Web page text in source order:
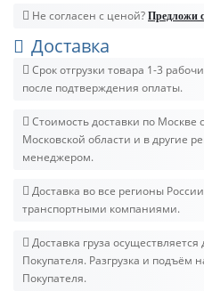
Не согласен с ценой? Предложи
Доставка
Срок отгрузки товара 1-3
после подтверждения оплаты.
Стоимость доставки по Москве
Московской области и в другие
менеджером.
Доставка во все регионы
транспортными компаниями.
Доставка груза
Покупателя. Разгрузка и подъём
Покупателя.